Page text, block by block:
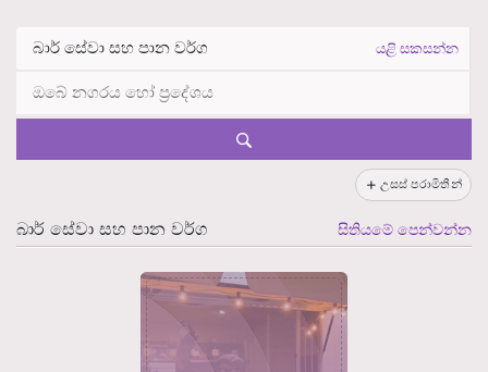
යළි සකසන්න
උසස් පරාමිතීන්
බාර් සේවා සහ පාන වර්ග සිතියමේ පෙන්වන්න